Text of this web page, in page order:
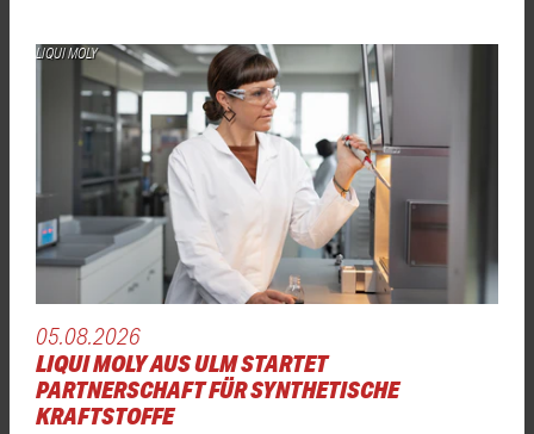
LIQUI MOLY
05.08.2026
LIQUI MOLY AUS ULM STARTET
PARTNERSCHAFT FÜR SYNTHETISCHE
KRAFTSTOFFE